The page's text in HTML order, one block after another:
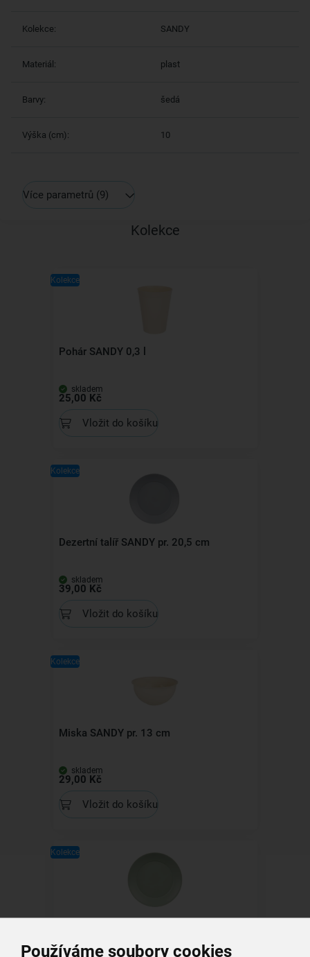
Používáme soubory cookies
Kolekce: SANDY
Materiál: plast
Barvy: šedá
Výška (cm): 10
Více parametrů (9)
Kolekce
Kolekce
Pohár SANDY 0,3 l
skladem
25,00 Kč
Vložit do košíku
Kolekce
Dezertní talíř SANDY pr. 20,5 cm
skladem
39,00 Kč
Vložit do košíku
Kolekce
Miska SANDY pr. 13 cm
skladem
29,00 Kč
Vložit do košíku
Kolekce